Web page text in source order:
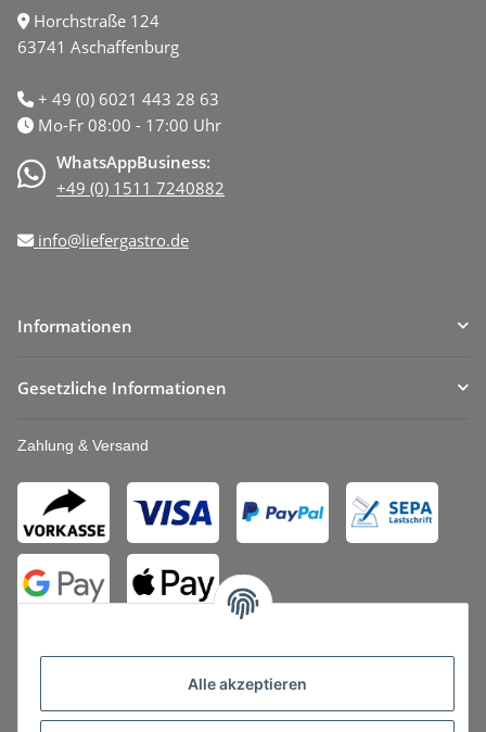
Alle akzeptieren
Horchstraße 124
63741 Aschaffenburg
+ 49 (0) 6021 443 28 63
Mo-Fr 08:00 - 17:00 Uhr
WhatsAppBusiness:
+49 (0) 1511 7240882
info@liefergastro.de
Informationen
Gesetzliche Informationen
Zahlung & Versand